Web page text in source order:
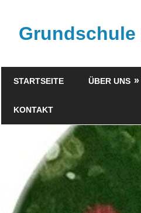
springenGrundschule
STARTSEITE ÜBER UNS
KONTAKT